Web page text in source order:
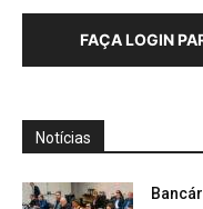
FAÇA LOGIN
Notícias